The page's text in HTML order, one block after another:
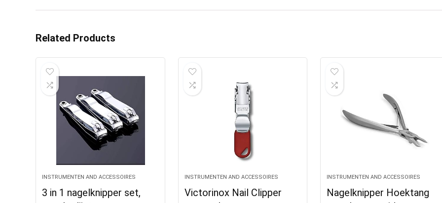
Related Products
INSTRUMENTEN AND ACCESSOIRES
3 in 1 nagelknipper set,
INSTRUMENTEN AND ACCESSOIRES
Victorinox Nail Clipper
INSTRUMENTEN AND ACCESSOIRES
Nagelknipper Hoektang